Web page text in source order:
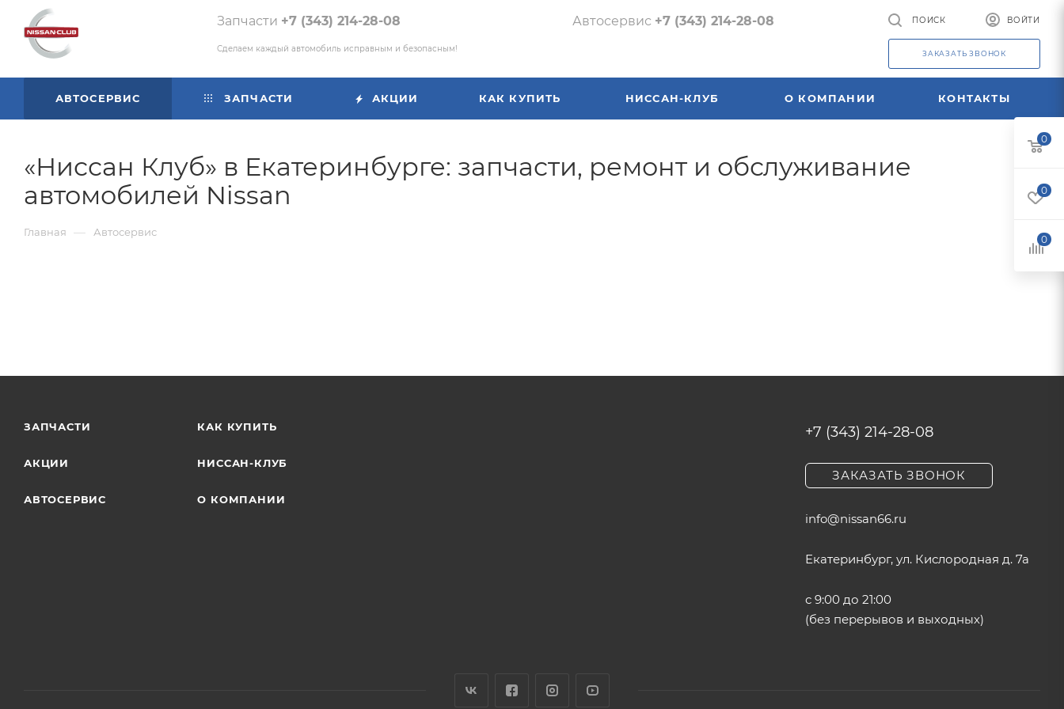
Запчасти +7 (343) 214-28-08
Сделаем каждый автомобиль исправным и безопасным!
Автосервис +7 (343) 214-28-08 ПОИСК ВОЙТИ
ЗАКАЗАТЬ ЗВОНОК
АВТОСЕРВИС ЗАПЧАСТИ АКЦИИ КАК КУПИТЬ НИССАН-КЛУБ О КОМПАНИИ КОНТАКТЫ
«Ниссан Клуб» в Екатеринбурге: запчасти, ремонт и обслуживание
автомобилей Nissan
Главная — Автосервис
ЗАПЧАСТИ
АКЦИИ
АВТОСЕРВИС
КАК КУПИТЬ
НИССАН-КЛУБ
О КОМПАНИИ
+7 (343) 214-28-08
ЗАКАЗАТЬ ЗВОНОК
info@nissan66.ru
Екатеринбург, ул. Кислородная д. 7а
с 9:00 до 21:00
(без перерывов и выходных)
0
0
0